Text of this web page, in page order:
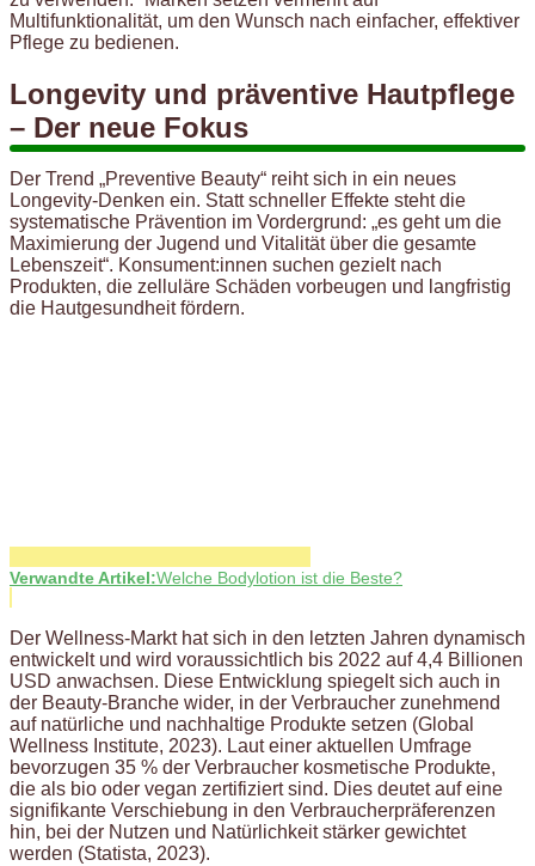
Multifunktionalität, um den Wunsch nach einfacher, effektiver
Pflege zu bedienen.
Longevity und präventive Hautpflege
– Der neue Fokus
Der Trend „Preventive Beauty“ reiht sich in ein neues
Longevity-Denken ein. Statt schneller Effekte steht die
systematische Prävention im Vordergrund: „es geht um die
Maximierung der Jugend und Vitalität über die gesamte
Lebenszeit“. Konsument:innen suchen gezielt nach
Produkten, die zelluläre Schäden vorbeugen und langfristig
die Hautgesundheit fördern.
Verwandte Artikel:Welche Bodylotion ist die Beste?
Der Wellness-Markt hat sich in den letzten Jahren dynamisch
entwickelt und wird voraussichtlich bis 2022 auf 4,4 Billionen
USD anwachsen. Diese Entwicklung spiegelt sich auch in
der Beauty-Branche wider, in der Verbraucher zunehmend
auf natürliche und nachhaltige Produkte setzen (Global
Wellness Institute, 2023). Laut einer aktuellen Umfrage
bevorzugen 35 % der Verbraucher kosmetische Produkte,
die als bio oder vegan zertifiziert sind. Dies deutet auf eine
signifikante Verschiebung in den Verbraucherpräferenzen
hin, bei der Nutzen und Natürlichkeit stärker gewichtet
werden (Statista, 2023).